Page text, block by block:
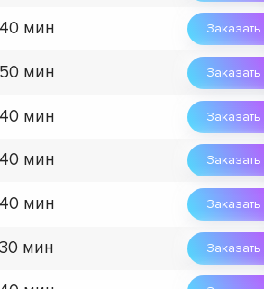
мин Заказать
мин Заказать
мин Заказать
мин Заказать
мин Заказать
мин Заказать